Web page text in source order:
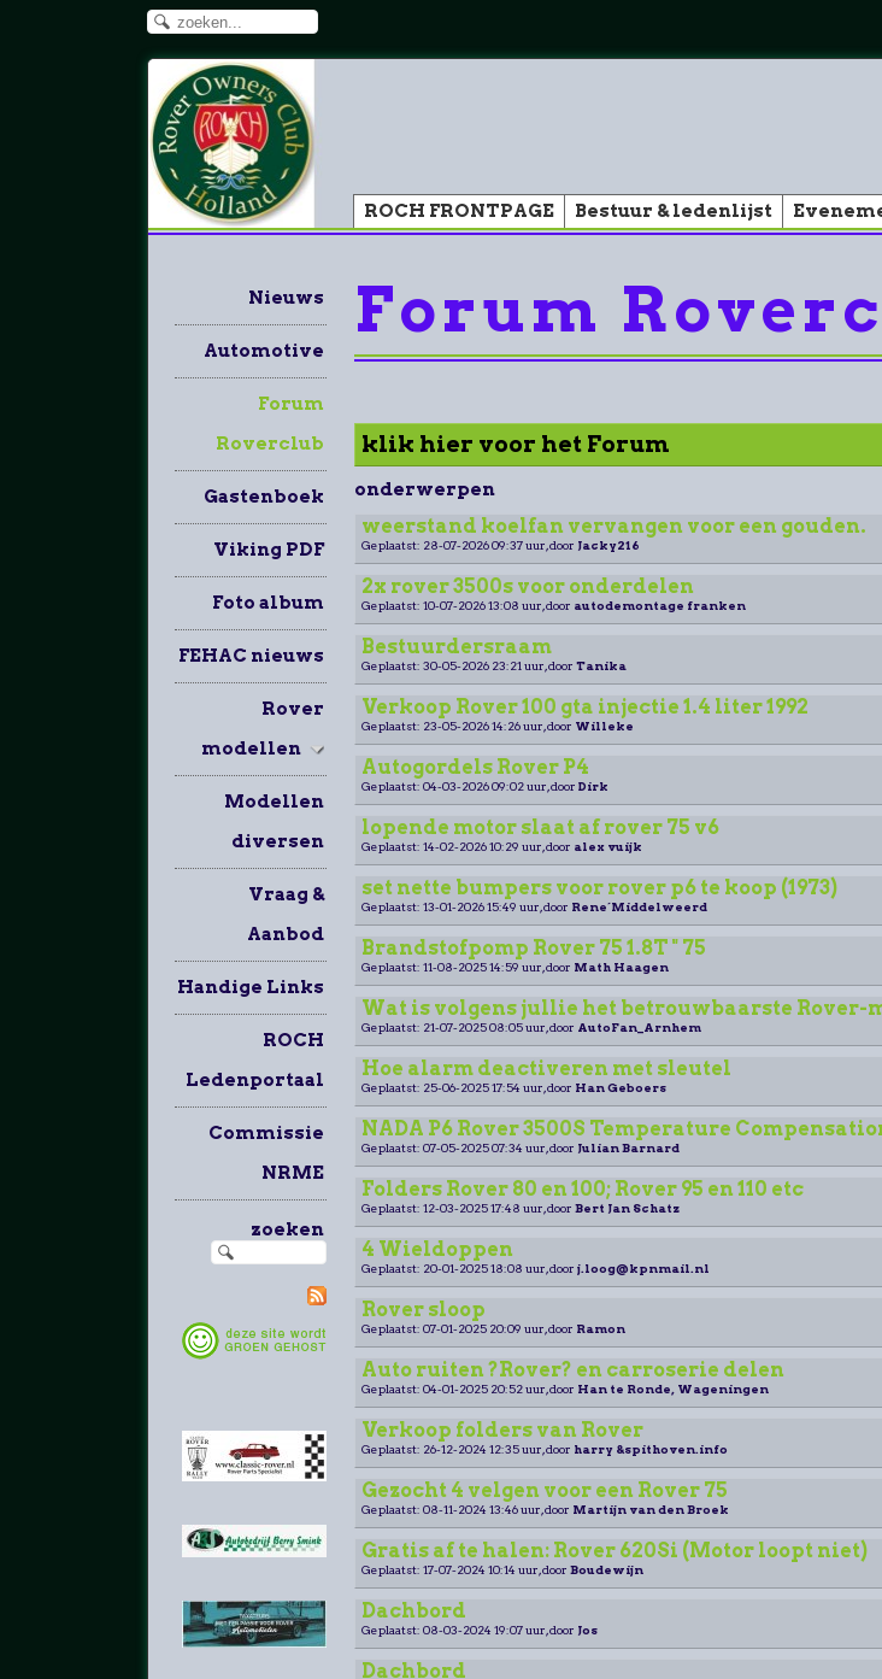
ROCH FRONTPAGE Bestuur & ledenlijst
Nieuws
Automotive
Forum
Roverclub
Gastenboek
Viking PDF
Foto album
FEHAC nieuws
Rover
modellen
Modellen
diversen
Vraag &
Aanbod
Handige Links
ROCH
Ledenportaal
Commissie
NRME
zoeken
Forum
klik hier voor het Forum
onderwerpen
weerstand koelfan vervangen voor een gouden.
Geplaatst: 28-07-2026 09:37 uur, door Jacky216
2x rover 3500s voor onderdelen
Geplaatst: 10-07-2026 13:08 uur, door autodemontage franken
Bestuurdersraam
Geplaatst: 30-05-2026 23:21 uur, door Tanika
Verkoop Rover 100 gta injectie 1.4 liter 1992
Geplaatst: 23-05-2026 14:26 uur, door Willeke
Autogordels Rover P4
Geplaatst: 04-03-2026 09:02 uur, door Dirk
lopende motor slaat af rover 75 v6
Geplaatst: 14-02-2026 10:29 uur, door alex vuijk
set nette bumpers voor rover p6 te koop (1973)
Geplaatst: 13-01-2026 15:49 uur, door Rene´Middelweerd
Brandstofpomp Rover 75 1.8T " 75
Geplaatst: 11-08-2025 14:59 uur, door Math Haagen
Wat is volgens jullie het betrouwbaarste Rover-
Geplaatst: 21-07-2025 08:05 uur, door AutoFan_Arnhem
Hoe alarm deactiveren met sleutel
Geplaatst: 25-06-2025 17:54 uur, door Han Geboers
NADA P6 Rover 3500S Temperature
Geplaatst: 07-05-2025 07:34 uur, door Julian Barnard
Folders Rover 80 en 100; Rover 95 en 110 etc
Geplaatst: 12-03-2025 17:48 uur, door Bert Jan Schatz
4 Wieldoppen
Geplaatst: 20-01-2025 18:08 uur, door j.loog@kpnmail.nl
Rover sloop
Geplaatst: 07-01-2025 20:09 uur, door Ramon
Auto ruiten ?Rover? en carroserie delen
Geplaatst: 04-01-2025 20:52 uur, door Han te Ronde, Wageningen
Verkoop folders van Rover
Geplaatst: 26-12-2024 12:35 uur, door harry &spithoven.info
Gezocht 4 velgen voor een Rover 75
Geplaatst: 08-11-2024 13:46 uur, door Martijn van den Broek
Gratis af te halen: Rover 620Si (Motor loopt niet)
Geplaatst: 17-07-2024 10:14 uur, door Boudewijn
Dachbord
Geplaatst: 08-03-2024 19:07 uur, door Jos
Dachbord